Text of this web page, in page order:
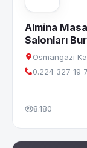
Almina
Salonları
Osmangazi
0.224 327 19
8.180